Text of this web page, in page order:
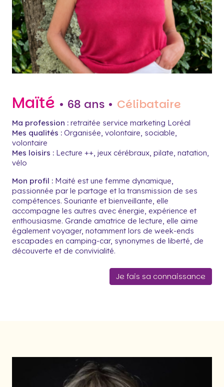
Maïté • 68 ans • Célibataire
Ma profession : retraitée service marketing Loréal
Mes qualités : Organisée, volontaire, sociable,
volontaire
Mes loisirs : Lecture ++, jeux cérébraux, pilate, natation,
vélo
Mon profil : Maité est une femme dynamique,
passionnée par le partage et la transmission de ses
compétences. Souriante et bienveillante, elle
accompagne les autres avec énergie, expérience et
enthousiasme. Grande amatrice de lecture, elle aime
également voyager, notamment lors de week-ends
escapades en camping-car, synonymes de liberté, de
découverte et de convivialité.
Je fais sa connaissance